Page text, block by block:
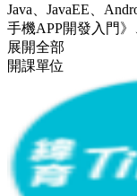
Java、JavaEE、
手機APP開發入門》
展開全部
開課單位